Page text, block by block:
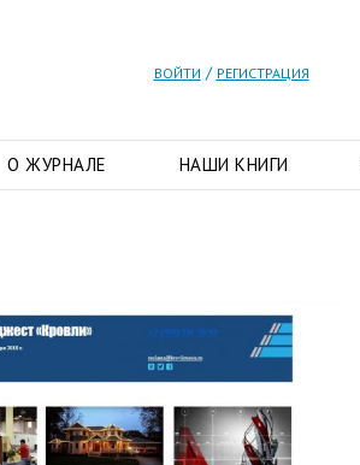
ВОЙТИ / РЕГИСТРАЦИЯ
О ЖУРНАЛЕ НАШИ КНИГИ